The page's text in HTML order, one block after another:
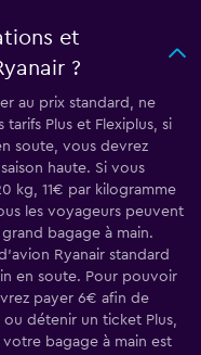
et
​?
au prix standard, ne
Plus et Flexiplus, si
soute, vous devrez
haute. Si vous
kg, 11€ par kilogramme
les voyageurs peuvent
bagage à main.
Ryanair standard
en soute. Pour pouvoir
payer 6€ afin de
détenir un ticket Plus,
votre bagage à main est